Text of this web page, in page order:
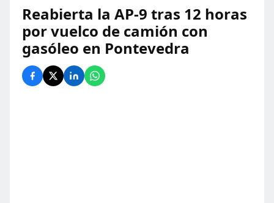
Reabierta la AP-9 tras 12 horas
por vuelco de camión con
gasóleo en Pontevedra